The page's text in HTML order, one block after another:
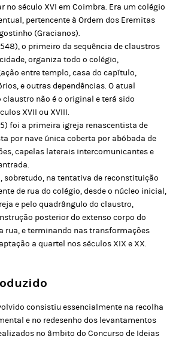
no século XVI em Coimbra. Era um colégio
pertencente à Ordem dos Eremitas
(Gracianos).
o primeiro da sequência de claustros
organiza todo o colégio,
entre templo, casa do capítulo,
e outras dependências. O atual
não é o original e terá sido
XVII ou XVIII.
foi a primeira igreja renascentista de
por nave única coberta por abóbada de
capelas laterais intercomunicantes e
sobretudo, na tentativa de reconstituição
de rua do colégio, desde o núcleo inicial,
e pelo quadrângulo do claustro,
posterior do extenso corpo do
rua, e terminando nas transformações
a quartel nos séculos XIX e XX.
consistiu essencialmente na recolha
e no redesenho dos levantamentos
no âmbito do Concurso de Ideias